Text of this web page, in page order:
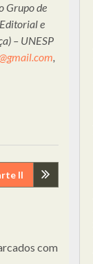
Grupo de
e
– UNESP
,
II
com